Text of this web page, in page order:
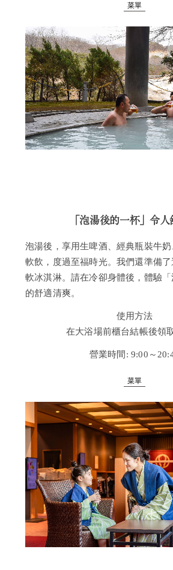
菜單
「泡湯後的一杯」令人
泡湯後，享用生啤酒、經典瓶裝牛
軟飲，度過至福時光。我們還準備
軟冰淇淋。請在冷卻身體後，體驗「
的舒適清爽。
使用方法
在大浴場前櫃台結帳後領
營業時間: 9:00～
菜單